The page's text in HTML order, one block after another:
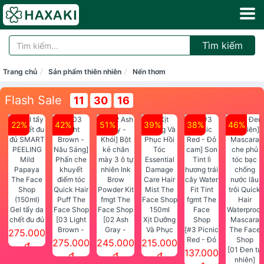
Tìm kiếm
Trang chủ Sản phẩm thiên nhiên Nến thơm
Flash Sale 11 30 15
22%
Gel tẩy da
chết đu đủ
SMART
PEELING
275.000
đ
42%
[03 Light
Brown -
Nâu Sáng]
Phấn che
275.000
đ
51%
[02 Ash
Gray -
Khói] Bột
kẻ chân
245.000
đ
39%
Xịt Dưỡng
Và Phục
Hồi Tóc
Essential
215.000
đ
38%
[#3 Picnic
Red - Đỏ
cam] Son
137.000
46%
[01 Đen tự
nhiên]